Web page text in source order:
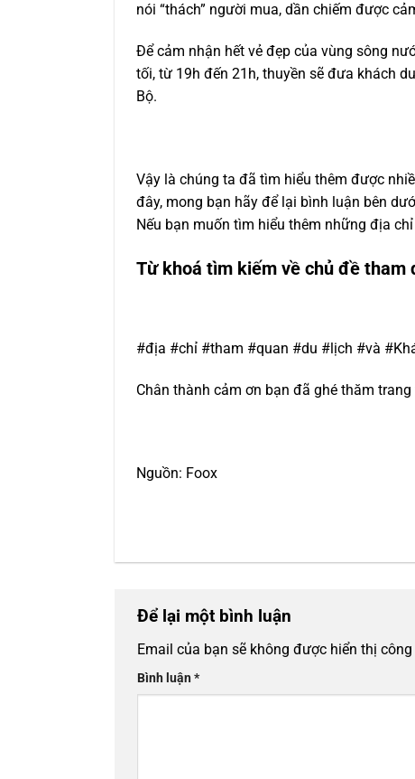
nói “thách” người mua, dần chiếm được
Để cảm nhận hết vẻ đẹp của vùng sông
tối, từ 19h đến 21h, thuyền sẽ đưa khách
Bộ.
Vậy là chúng ta đã tìm hiểu thêm được
đây, mong bạn hãy để lại bình luận bên
Nếu bạn muốn tìm hiểu thêm những địa
Từ khoá tìm kiếm về chủ đề tham
#địa #chỉ #tham #quan #du #lịch #và
Chân thành cảm ơn bạn đã ghé thăm
Nguồn: Foox
Để lại một bình luận
Email của bạn sẽ không được hiển thị công
Bình luận*